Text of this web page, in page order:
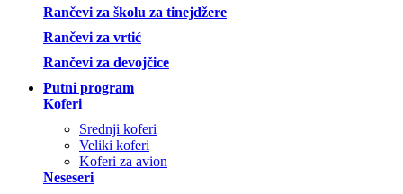
Rančevi za školu za tinejdžere
Rančevi za vrtić
Rančevi za devojčice
Putni program
Koferi
Srednji koferi
Veliki koferi
Koferi za avion
Neseseri